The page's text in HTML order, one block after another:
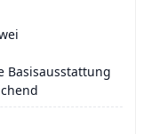
Basisausstattung